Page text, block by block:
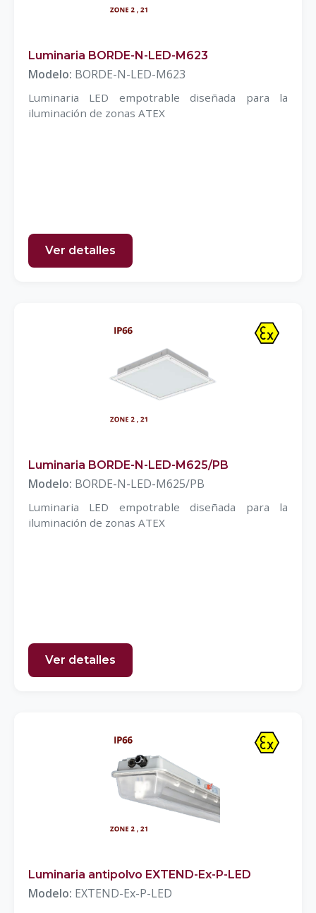
Luminaria BORDE-N-LED-M623
Modelo: BORDE-N-LED-M623
Luminaria LED empotrable diseñada para la
iluminación de zonas ATEX
Ver detalles
Luminaria BORDE-N-LED-M625/PB
Modelo: BORDE-N-LED-M625/PB
Luminaria LED empotrable diseñada para la
iluminación de zonas ATEX
Ver detalles
Luminaria antipolvo EXTEND-Ex-P-LED
Modelo: EXTEND-Ex-P-LED